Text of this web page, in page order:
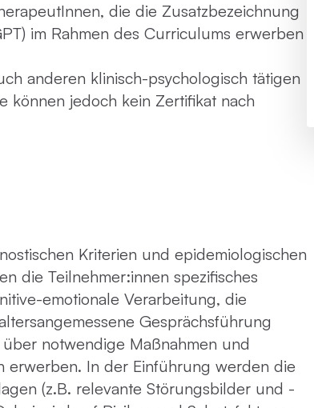
die die Zusatzbezeichnung
im Rahmen des Curriculums erwerben
anderen klinisch-psychologisch tätigen
können jedoch kein Zertifikat nach
Kriterien und epidemiologischen
die Teilnehmer:innen spezifisches
emotionale Verarbeitung, die
Gesprächsführung
notwendige Maßnahmen und
erwerben. In der Einführung werden die
(z.B. relevante Störungsbilder und -